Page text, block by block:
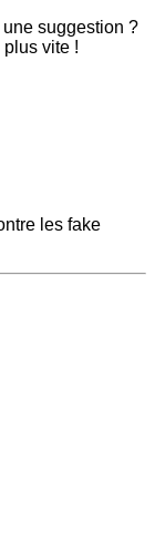
suggestion ?
vite !
les fake